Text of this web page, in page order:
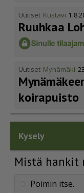
Uutiset Kustavi
Ruuhkaa
Uutiset Mynämäki
koirapuisto
Kysely
Mistä hankit
Poimin itse.